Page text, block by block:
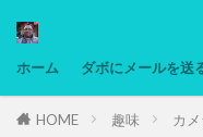
ホーム ダボにメールを送
HOME 趣味 カ
タグ